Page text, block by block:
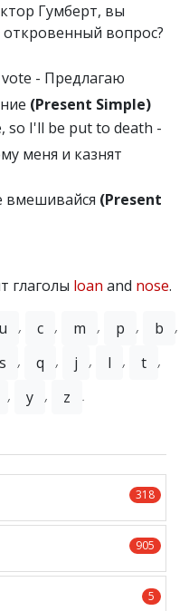
Гумберт, вы
вопрос?
- Предлагаю
(Present Simple)
so I'll be put to death -
меня и казнят
вмешивайся (Present
глаголы loan and nose.
u , c , m , p , b
,
s , q , j , l , t ,
, y , z .
318
905
5